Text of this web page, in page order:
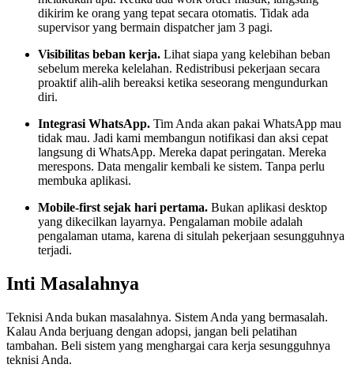
dikirim ke orang yang tepat secara otomatis. Tidak ada
supervisor yang bermain dispatcher jam 3 pagi.
Visibilitas beban kerja. Lihat siapa yang kelebihan beban
sebelum mereka kelelahan. Redistribusi pekerjaan secara
proaktif alih-alih bereaksi ketika seseorang mengundurkan
diri.
Integrasi WhatsApp. Tim Anda akan pakai WhatsApp mau
tidak mau. Jadi kami membangun notifikasi dan aksi cepat
langsung di WhatsApp. Mereka dapat peringatan. Mereka
merespons. Data mengalir kembali ke sistem. Tanpa perlu
membuka aplikasi.
Mobile-first sejak hari pertama. Bukan aplikasi desktop
yang dikecilkan layarnya. Pengalaman mobile adalah
pengalaman utama, karena di situlah pekerjaan sesungguhnya
terjadi.
Inti Masalahnya
Teknisi Anda bukan masalahnya. Sistem Anda yang bermasalah.
Kalau Anda berjuang dengan adopsi, jangan beli pelatihan
tambahan. Beli sistem yang menghargai cara kerja sesungguhnya
teknisi Anda.